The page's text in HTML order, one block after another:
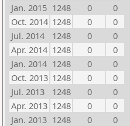
Jan. 2015 1248 0
0
Oct. 2014 1248 0
0
Jul. 2014
1248 0
0
Apr. 2014 1248 0
0
Jan. 2014 1248 0
0
Oct. 2013 1248 0
0
Jul. 2013
1248 0
0
Apr. 2013 1248 0
0
Jan. 2013 1248 0
0